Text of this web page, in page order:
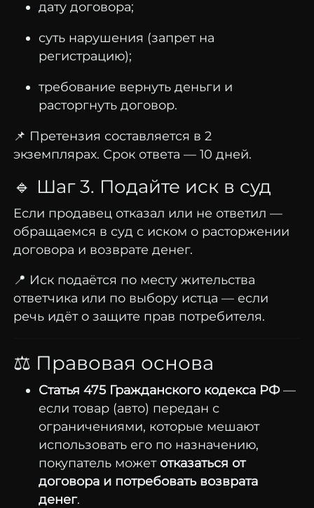
дату договора;
суть нарушения (запрет на
регистрацию);
требование вернуть деньги и
расторгнуть договор.
📌 Претензия составляется в 2
экземплярах. Срок ответа — 10 дней.
🔹 Шаг3. Подайте иск в суд
Если продавец отказал или не ответил —
обращаемся в суд с иском о расторжении
договора и возврате денег.
📍 Иск подаётся по месту жительства
ответчика или по выбору истца — если
речь идёт о защите прав потребителя.
⚖️ Правовая основа
Статья 475 Гражданского кодекса РФ—
если товар (авто) передан с
ограничениями, которые мешают
использовать его по назначению,
покупатель может отказаться от
договора и потребовать возврата
денег.